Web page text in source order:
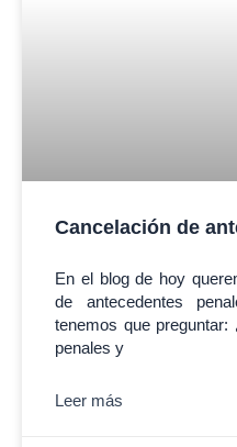
Cancelación de
En el blog de hoy
de antecedentes
tenemos que preguntar:
penales y
Leer más